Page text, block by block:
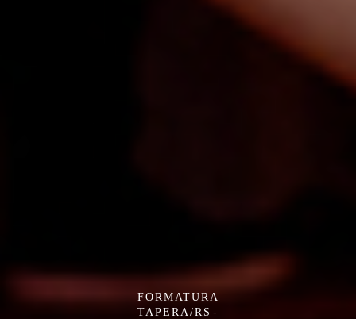
FORMATURA
TAPERA/RS